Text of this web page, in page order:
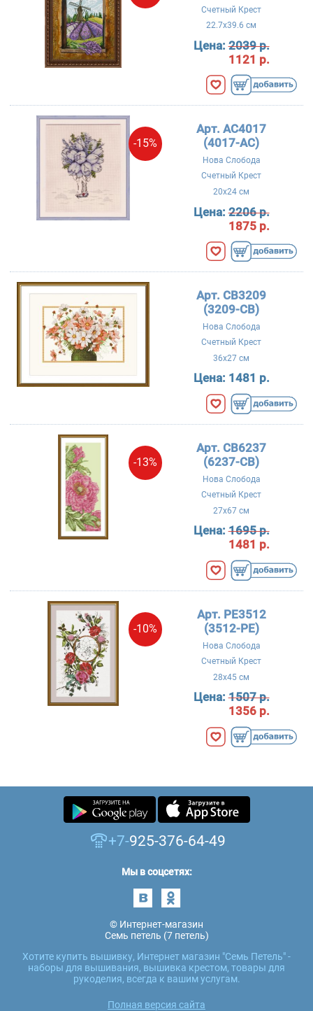
Счетный Крест
22.7x39.6 см
Цена:2039 р.
1121 р.
-15%
Арт. AC4017
(4017-AC)
Нова Слобода
Счетный Крест
20x24 см
Цена:2206 р.
1875 р.
Арт. CB3209
(3209-CB)
Нова Слобода
Счетный Крест
36x27 см
Цена: 1481 р.
-13%
Арт. CB6237
(6237-CB)
Нова Слобода
Счетный Крест
27x67 см
Цена:1695 р.
1481 р.
-10%
Арт. PE3512
(3512-PE)
Нова Слобода
Счетный Крест
28x45 см
Цена:1507 р.
1356 р.
+7-925-376-64-49
Мы в соцсетях:
© Интернет-магазин
Семь петель (7 петель)
Хотите купить вышивку, Интернет магазин "Семь Петель" -
наборы для вышивания, вышивка крестом, товары для
рукоделия, всегда к вашим услугам.
Полная версия сайта